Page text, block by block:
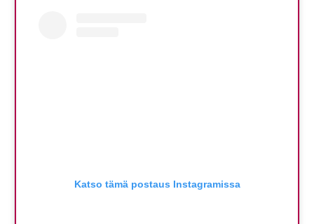
Katso tämä postaus Instagramissa